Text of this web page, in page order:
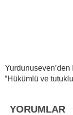
“Hükümlü ve
YORUMLAR